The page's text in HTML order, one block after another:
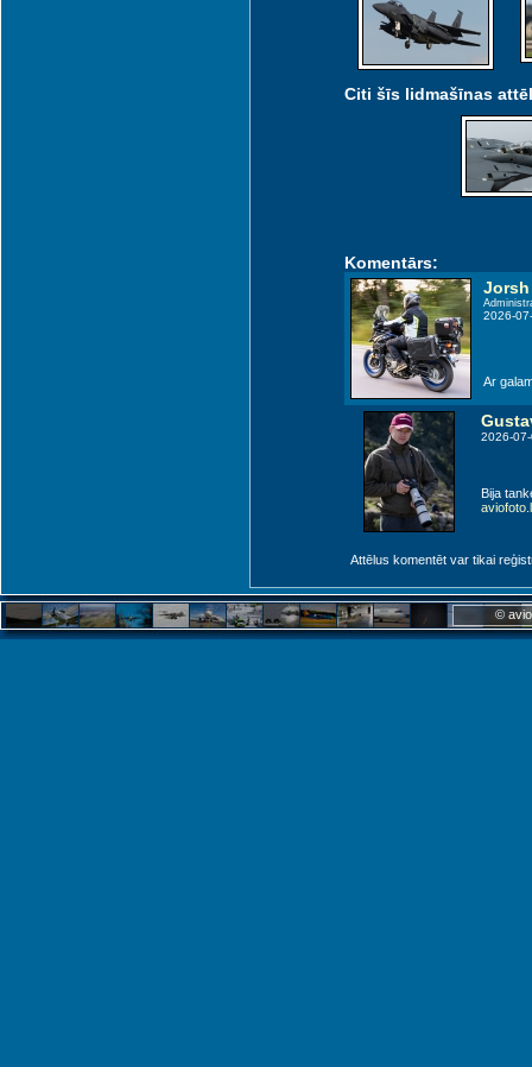
Citi šīs lidmašīnas
Komentārs:
Jorsh
2026-
Ar
2026-
Bija
Attēlus komentēt var tikai
©